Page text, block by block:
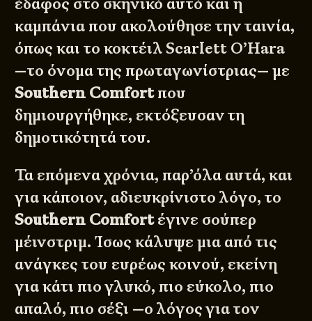
καμπάνια που ακολούθησε την ταινία,
όπως και το κοκτέιλ Scarlett O’Hara
—το όνομα της πρωταγωνίστριας— με
Southern Comfortπου
δημιουργήθηκε, εκτόξευσαν τη
δημοτικότητά του.
Τα επόμενα χρόνια, παρ’όλα αυτά, και
για κάποιον, αδιευκρίνιστο λόγο, το
Southern Comfortέγινε σούπερ
μέινστριμ. Ίσως κάλυψε μια από τις
ανάγκες του ευρέως κοινού, εκείνη
για κάτι πιο γλυκό, πιο εύκολο, πιο
απαλό, πιο σέξι —ο λόγος για τον